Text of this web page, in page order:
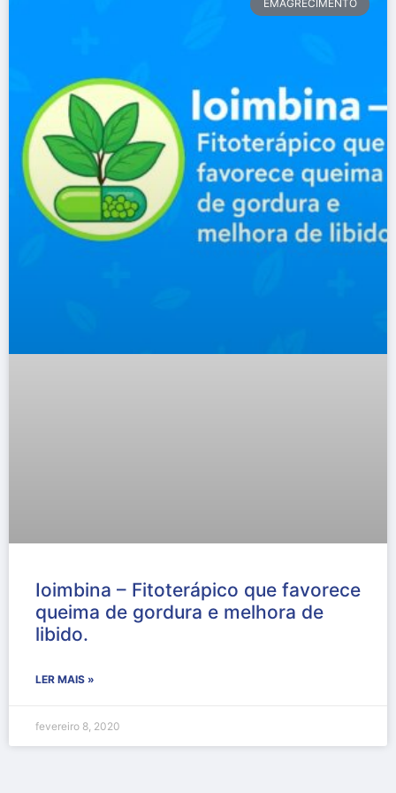
EMAGRECIMENTO
Ioimbina – Fitoterápico que favorece
queima de gordura e melhora de
libido.
LER MAIS »
fevereiro 8, 2020